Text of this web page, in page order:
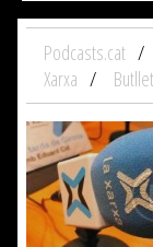
Podcasts.cat
Xarxa